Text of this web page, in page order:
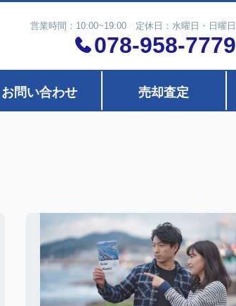
営業時間：10:00~19:00 定休日：水曜日・日曜日
078-958-7779
お問い合わせ 売却査定